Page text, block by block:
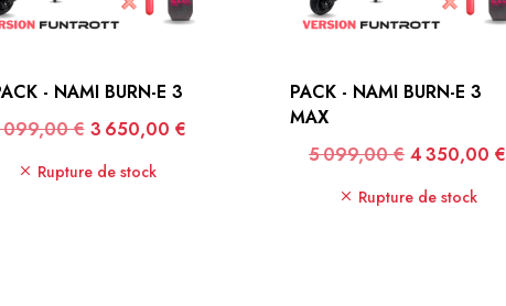
- NAMI BURN-E 3
de base
099,00 € Prix
3 650,00 €
Rupture de stock
PACK - NAMI BURN-E 3
MAX
Prix de base
5 099,00 € Prix
4 350,00 €
Rupture de stock